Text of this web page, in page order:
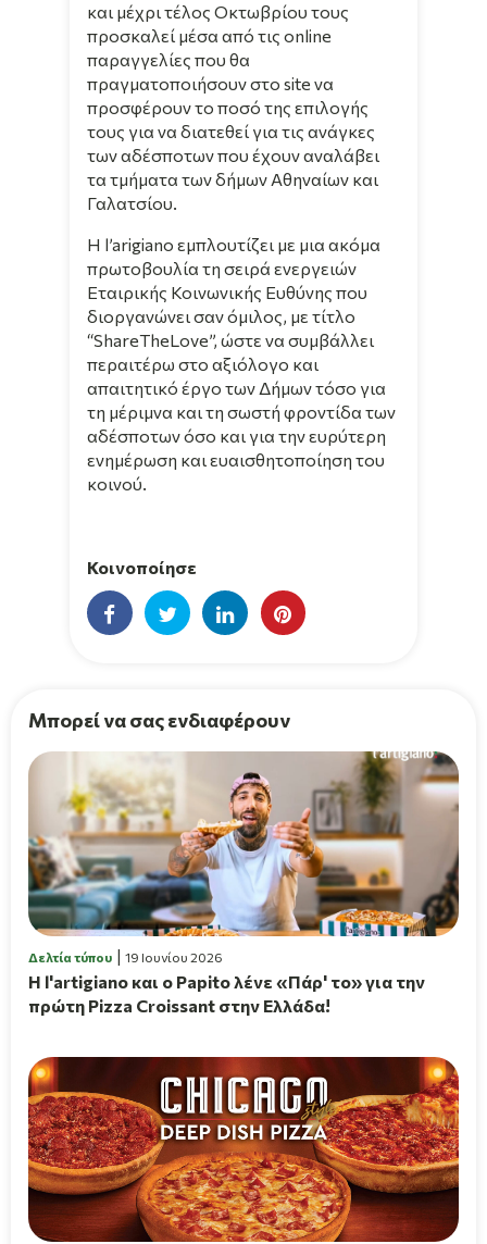
και μέχρι τέλος Οκτωβρίου τους
προσκαλεί μέσα από τις online
παραγγελίες που θα
πραγματοποιήσουν στο site να
προσφέρουν το ποσό της επιλογής
τους για να διατεθεί για τις ανάγκες
των αδέσποτων που έχουν αναλάβει
τα τμήματα των δήμων Αθηναίων και
Γαλατσίου.
Η l’arigiano εμπλουτίζει με μια ακόμα
πρωτοβουλία τη σειρά ενεργειών
Εταιρικής Κοινωνικής Ευθύνης που
διοργανώνει σαν όμιλος, με τίτλο
“ShareTheLove”, ώστε να συμβάλλει
περαιτέρω στο αξιόλογο και
απαιτητικό έργο των Δήμων τόσο για
τη μέριμνα και τη σωστή φροντίδα των
αδέσποτων όσο και για την ευρύτερη
ενημέρωση και ευαισθητοποίηση του
κοινού.
Κοινοποίησε
Μπορεί να σας ενδιαφέρουν
Δελτία τύπου 19 Ιουνίου 2026
H l'artigiano και ο Papito λένε «Πάρ' το» για την
πρώτη Pizza Croissant στην Ελλάδα!